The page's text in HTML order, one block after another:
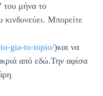
του μήνα το
κινδυνεύει. Μπορείτε
gia-to-topio/)και να
από εδώ.Την αφίσα